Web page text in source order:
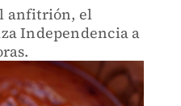
anfitrión, el
Independencia a